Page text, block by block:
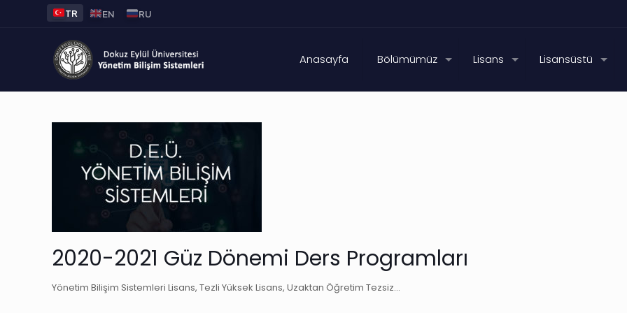
TR EN RU
Anasayfa Bölümümüz Lisans Lisansüstü
2020-2021 Güz Dönemi Ders Programları
Yönetim Bilişim Sistemleri Lisans, Tezli Yüksek Lisans, Uzaktan Öğretim Tezsiz…